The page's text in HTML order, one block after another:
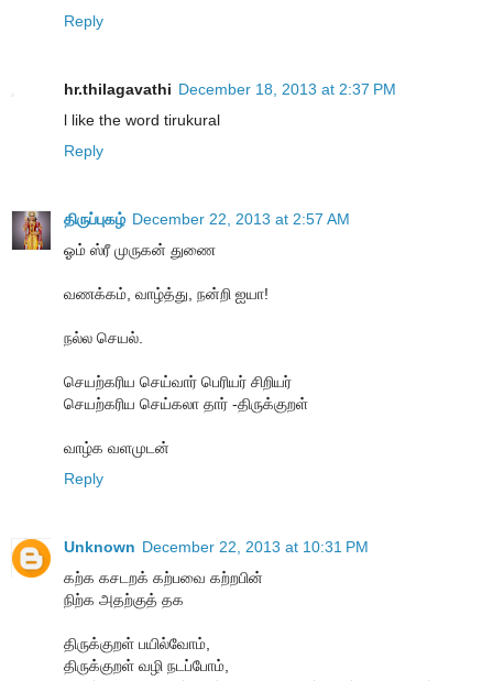
Reply
hr.thilagavathi December 18, 2013 at 2:37 PM
l like the word tirukural
Reply
திருப்புகழ் December 22, 2013 at 2:57 AM
ஓம் ஸ்ரீ முருகன் துணை
வணக்கம், வாழ்த்து, நன்றி ஐயா!
நல்ல செயல்.
செயற்கரிய செய்வார் பெரியர் சிறியர்
செயற்கரிய செய்கலா தார் -திருக்குறள்
வாழ்க வளமுடன்
Reply
Unknown December 22, 2013 at 10:31 PM
கற்க கசடறக் கற்பவை கற்றபின்
நிற்க அதற்குத் தக
திருக்குறள் பயில்வோம்,
திருக்குறள் வழி நடப்போம்,